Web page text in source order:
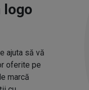
logo
ajuta să vă
oferite pe
marcă